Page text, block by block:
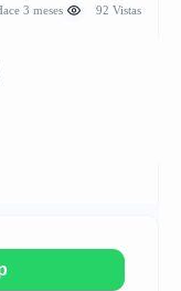
3 meses 92 Vistas